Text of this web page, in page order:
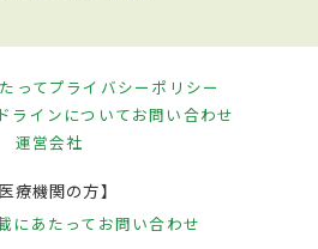
ってプライバシーポリシー
ラインについてお問い合わせ
運営会社
医療機関の方】
にあたって お問い合わせ